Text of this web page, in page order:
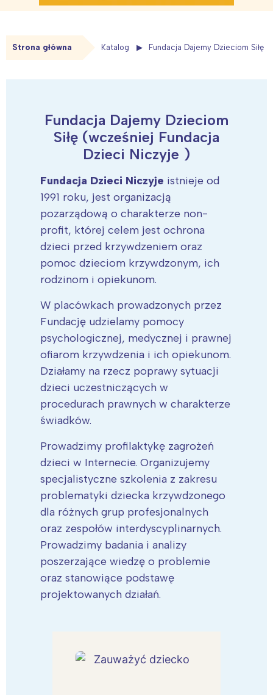
Strona główna Katalog Fundacja Dajemy Dzieciom Siłę
Fundacja Dajemy Dzieciom
Siłę (wcześniej Fundacja
Dzieci Niczyje )
Fundacja Dzieci Niczyje istnieje od
1991 roku, jest organizacją
pozarządową o charakterze non-
profit, której celem jest ochrona
dzieci przed krzywdzeniem oraz
pomoc dzieciom krzywdzonym, ich
rodzinom i opiekunom.
W placówkach prowadzonych przez
Fundację udzielamy pomocy
psychologicznej, medycznej i prawnej
ofiarom krzywdzenia i ich opiekunom.
Działamy na rzecz poprawy sytuacji
dzieci uczestniczących w
procedurach prawnych w charakterze
świadków.
Prowadzimy profilaktykę zagrożeń
dzieci w Internecie. Organizujemy
specjalistyczne szkolenia z zakresu
problematyki dziecka krzywdzonego
dla różnych grup profesjonalnych
oraz zespołów interdyscyplinarnych.
Prowadzimy badania i analizy
poszerzające wiedzę o problemie
oraz stanowiące podstawę
projektowanych działań.